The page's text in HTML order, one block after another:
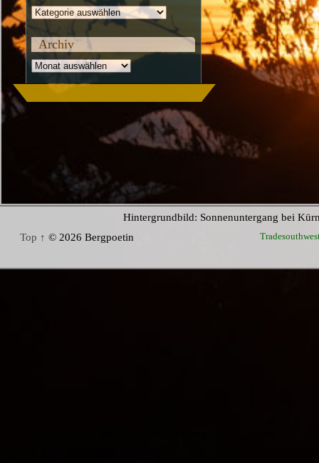
Kategorien
Archiv
Archiv
Hintergrundbild: Sonnenuntergang bei
Top ↑ © 2026 Bergpoetin